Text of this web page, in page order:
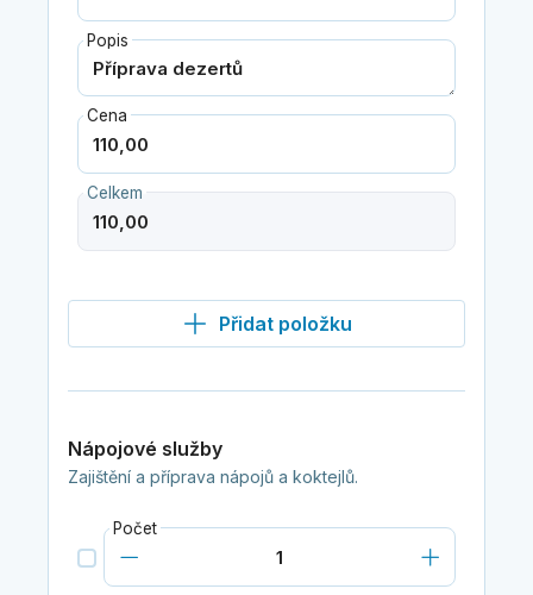
Popis
Cena
Celkem
Přidat položku
Nápojové služby
Zajištění a příprava nápojů a koktejlů.
Počet